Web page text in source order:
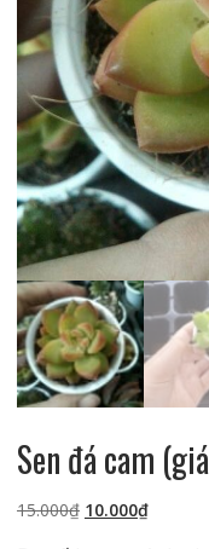
Sen đá cam
15.000₫ Giá
10.000₫Giá